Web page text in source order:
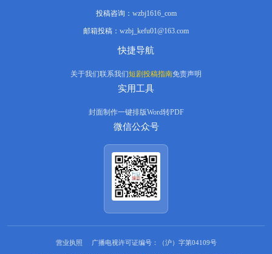
投稿咨询： wzbj1616_com
邮箱投稿： wzbj_kefu01@163.com
快捷导航
关于我们联系我们短剧投稿指南免责声明
实用工具
封面制作一键排版Word转PDF
微信公众号
营业执照 广播电视许可证编号：（沪）字第04109号